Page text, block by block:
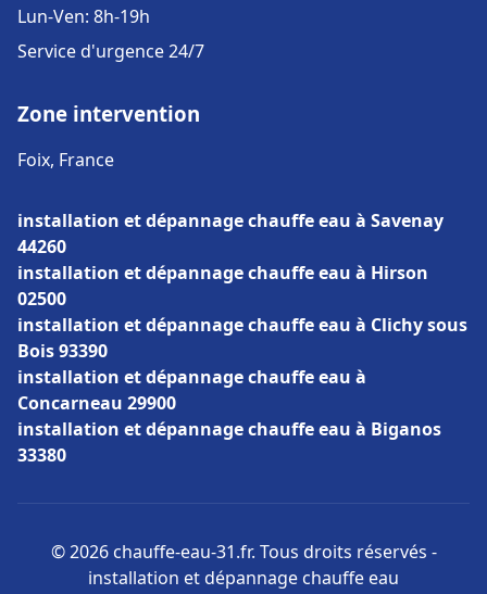
Lun-Ven: 8h-19h
Service d'urgence 24/7
Zone intervention
Foix, France
installation et dépannage chauffe eau à Savenay
44260
installation et dépannage chauffe eau à Hirson
02500
installation et dépannage chauffe eau à Clichy sous
Bois 93390
installation et dépannage chauffe eau à
Concarneau 29900
installation et dépannage chauffe eau à Biganos
33380
© 2026 chauffe-eau-31.fr. Tous droits réservés -
installation et dépannage chauffe eau